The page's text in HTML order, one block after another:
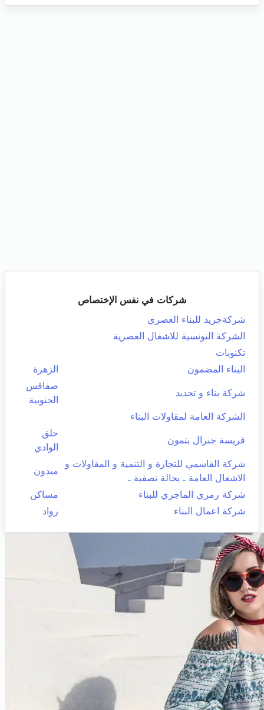
شركات في نفس الإختصاص
شركةجريد للبناء العصري
الشركة التونسية للاشغال العصرية
تكنوبات
البناء المضمون
الزهرة
شركة بناء و تجديد
صفاقس
الجنوبية
الشركة العامة لمقاولات البناء
قريسة جنرال بتمون
حلق
الوادي
شركة القاسمي للتجارة و التنمية و المقاولات و
الاشغال العامة ـ بحالة تصفية ـ
ميدون
شركة رمزي الماجري للبناء
مساكن
شركة اعمال البناء
رواد